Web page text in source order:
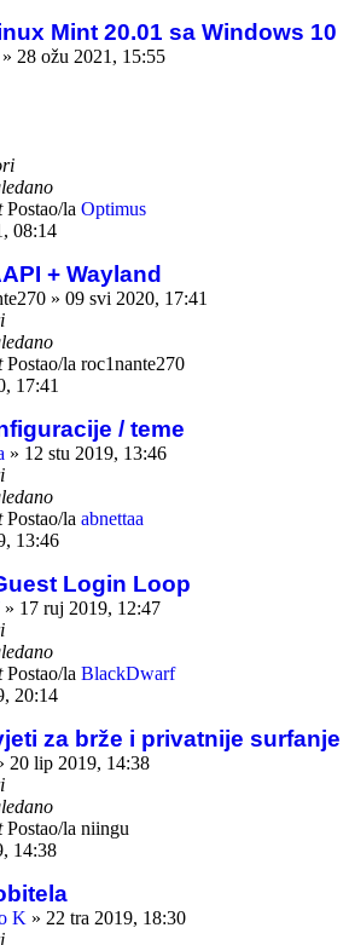
Mint 20.01 sa Windows 10
» 28 ožu 2021, 15:55
Postao/la Optimus
08:14
+ Wayland
» 09 svi 2020, 17:41
Postao/la roc1nante270
17:41
/ teme
» 12 stu 2019, 13:46
Postao/la abnettaa
13:46
Login Loop
» 17 ruj 2019, 12:47
Postao/la BlackDwarf
20:14
za brže i privatnije surfanje
20 lip 2019, 14:38
Postao/la niingu
14:38
K » 22 tra 2019, 18:30